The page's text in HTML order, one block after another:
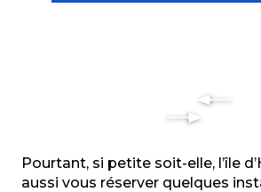
Pourtant, si petite soit-elle, l’île
aussi vous réserver quelques